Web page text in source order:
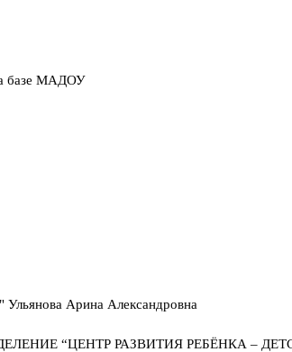
базе МАДОУ
Ульянова Арина Александровна
“ЦЕНТР РАЗВИТИЯ РЕБЁНКА –